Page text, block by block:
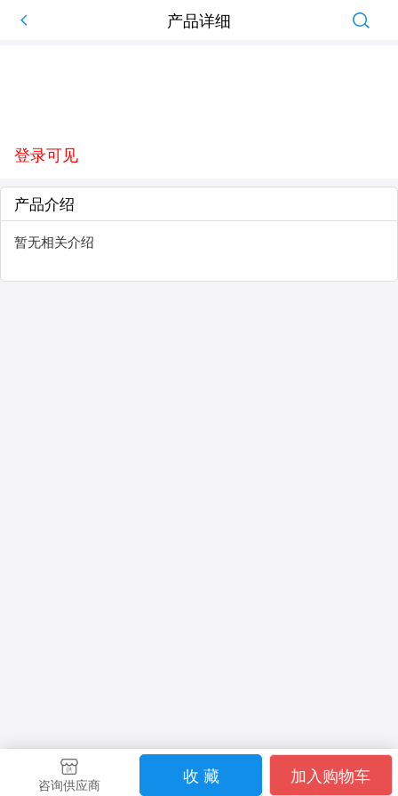
产品详细
登录可见
产品介绍
暂无相关介绍
咨询供应商 收 藏 加入购物车